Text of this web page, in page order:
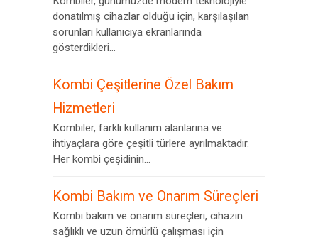
donatılmış cihazlar olduğu için, karşılaşılan
sorunları kullanıcıya ekranlarında
gösterdikleri...
Kombi Çeşitlerine Özel Bakım
Hizmetleri
Kombiler, farklı kullanım alanlarına ve
ihtiyaçlara göre çeşitli türlere ayrılmaktadır.
Her kombi çeşidinin...
Kombi Bakım ve Onarım Süreçleri
Kombi bakım ve onarım süreçleri, cihazın
sağlıklı ve uzun ömürlü çalışması için